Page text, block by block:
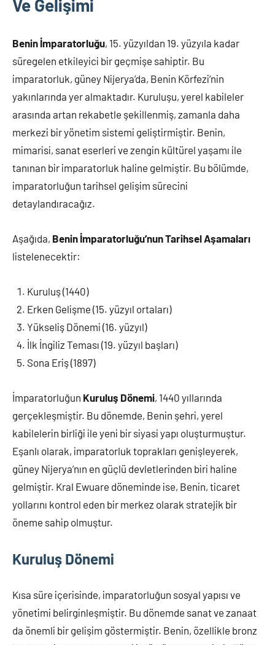
Ve Gelişimi
Benin İmparatorluğu, 15. yüzyıldan 19. yüzyıla kadar
süregelen etkileyici bir geçmişe sahiptir. Bu
imparatorluk, güney Nijerya’da, Benin Körfezi’nin
yakınlarında yer almaktadır. Kuruluşu, yerel kabileler
arasında artan rekabetle şekillenmiş, zamanla daha
merkezi bir yönetim sistemi geliştirmiştir. Benin,
mimarisi, sanat eserleri ve zengin kültürel yaşamı ile
tanınan bir imparatorluk haline gelmiştir. Bu bölümde,
imparatorluğun tarihsel gelişim sürecini
detaylandıracağız.
Aşağıda, Benin İmparatorluğu’nun Tarihsel Aşamaları
listelenecektir:
Kuruluş (1440)
Erken Gelişme (15. yüzyıl ortaları)
Yükseliş Dönemi (16. yüzyıl)
İlk İngiliz Teması (19. yüzyıl başları)
Sona Eriş (1897)
İmparatorluğun Kuruluş Dönemi, 1440 yıllarında
gerçekleşmiştir. Bu dönemde, Benin şehri, yerel
kabilelerin birliği ile yeni bir siyasi yapı oluşturmuştur.
Eşanlı olarak, imparatorluk toprakları genişleyerek,
güney Nijerya’nın en güçlü devletlerinden biri haline
gelmiştir. Kral Ewuare döneminde ise, Benin, ticaret
yollarını kontrol eden bir merkez olarak stratejik bir
öneme sahip olmuştur.
Kuruluş Dönemi
Kısa süre içerisinde, imparatorluğun sosyal yapısı ve
yönetimi belirginleşmiştir. Bu dönemde sanat ve zanaat
da önemli bir gelişim göstermiştir. Benin, özellikle bronz